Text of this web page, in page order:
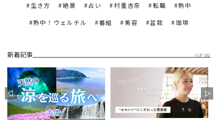
生き方 絶景 占い 村重杏奈 転職 熱中
熱中！ウェルチル 番組 美容 盆栽 珈琲
新着記事 NEW